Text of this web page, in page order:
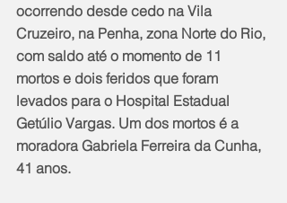
ocorrendo desde cedo na Vila
Cruzeiro, na Penha, zona Norte do Rio,
com saldo até o momento de 11
mortos e dois feridos que foram
levados para o Hospital Estadual
Getúlio Vargas. Um dos mortos é a
moradora Gabriela Ferreira da Cunha,
41 anos.